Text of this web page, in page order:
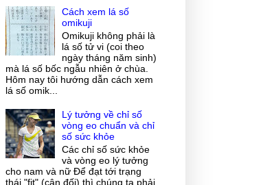
Cách xem lá số
omikuji
Omikuji không phải là
lá số tử vi (coi theo
ngày tháng năm sinh)
mà lá số bốc ngẫu nhiên ở chùa.
Hôm nay tôi hướng dẫn cách xem
lá số omik...
Lý tưởng về chỉ số
vòng eo chuẩn và chỉ
số sức khỏe
Các chỉ số sức khỏe
và vòng eo lý tưởng
cho nam và nữ Để đạt tới trạng
thái "fit" (cân đối) thì chúng ta phải